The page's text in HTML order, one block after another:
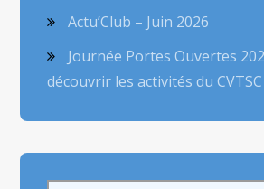
Actu’Club – Juin 2026
Journée Portes Ouvertes
découvrir les activités du CVTSC